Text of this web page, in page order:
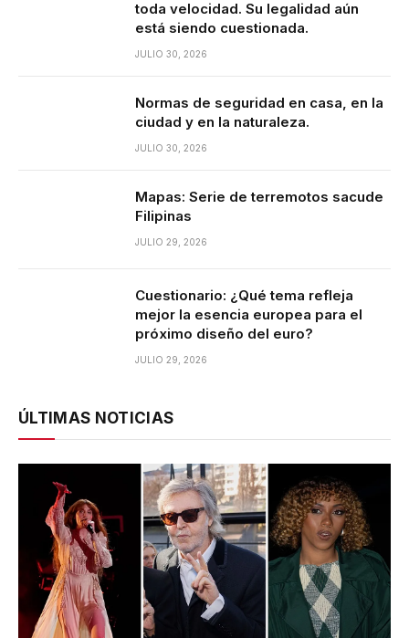
toda velocidad. Su legalidad aún
está siendo cuestionada.
JULIO 30, 2026
Normas de seguridad en casa, en la
ciudad y en la naturaleza.
JULIO 30, 2026
Mapas: Serie de terremotos sacude
Filipinas
JULIO 29, 2026
Cuestionario: ¿Qué tema refleja
mejor la esencia europea para el
próximo diseño del euro?
JULIO 29, 2026
ÚLTIMAS NOTICIAS